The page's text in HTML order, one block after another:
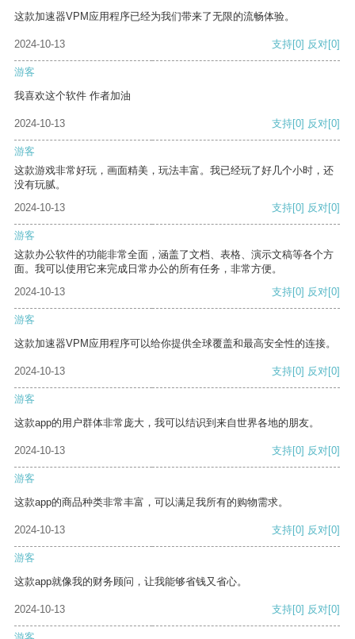
这款加速器VPM应用程序已经为我们带来了无限的流畅体验。
2024-10-13 支持[0] 反对[0]
游客
我喜欢这个软件 作者加油
2024-10-13 支持[0] 反对[0]
游客
这款游戏非常好玩，画面精美，玩法丰富。我已经玩了好几个小时，还
没有玩腻。
2024-10-13
支持[0] 反对[0]
游客
这款办公软件的功能非常全面，涵盖了文档、表格、演示文稿等各个方
面。我可以使用它来完成日常办公的所有任务，非常方便。
2024-10-13
支持[0] 反对[0]
游客
这款加速器VPM应用程序可以给你提供全球覆盖和最高安全性的连接。
2024-10-13 支持[0] 反对[0]
游客
这款app的用户群体非常庞大，我可以结识到来自世界各地的朋友。
2024-10-13 支持[0] 反对[0]
游客
这款app的商品种类非常丰富，可以满足我所有的购物需求。
2024-10-13 支持[0] 反对[0]
游客
这款app就像我的财务顾问，让我能够省钱又省心。
2024-10-13 支持[0] 反对[0]